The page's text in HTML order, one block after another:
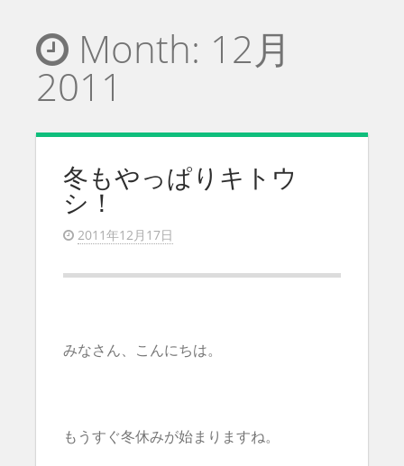
Month: 12月
2011
冬もやっぱりキトウ
シ！
2011年12月17日
みなさん、こんにちは。
もうすぐ冬休みが始まりますね。